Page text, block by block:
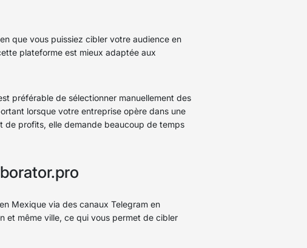
que vous puissiez cibler votre audience en
plateforme est mieux adaptée aux
préférable de sélectionner manuellement des
lorsque votre entreprise opère dans une
de profits, elle demande beaucoup de temps
Mexique via des canaux Telegram en
et même ville, ce qui vous permet de cibler